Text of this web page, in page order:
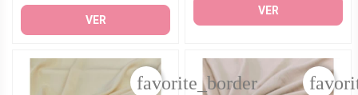
VER
VER
favorite_border